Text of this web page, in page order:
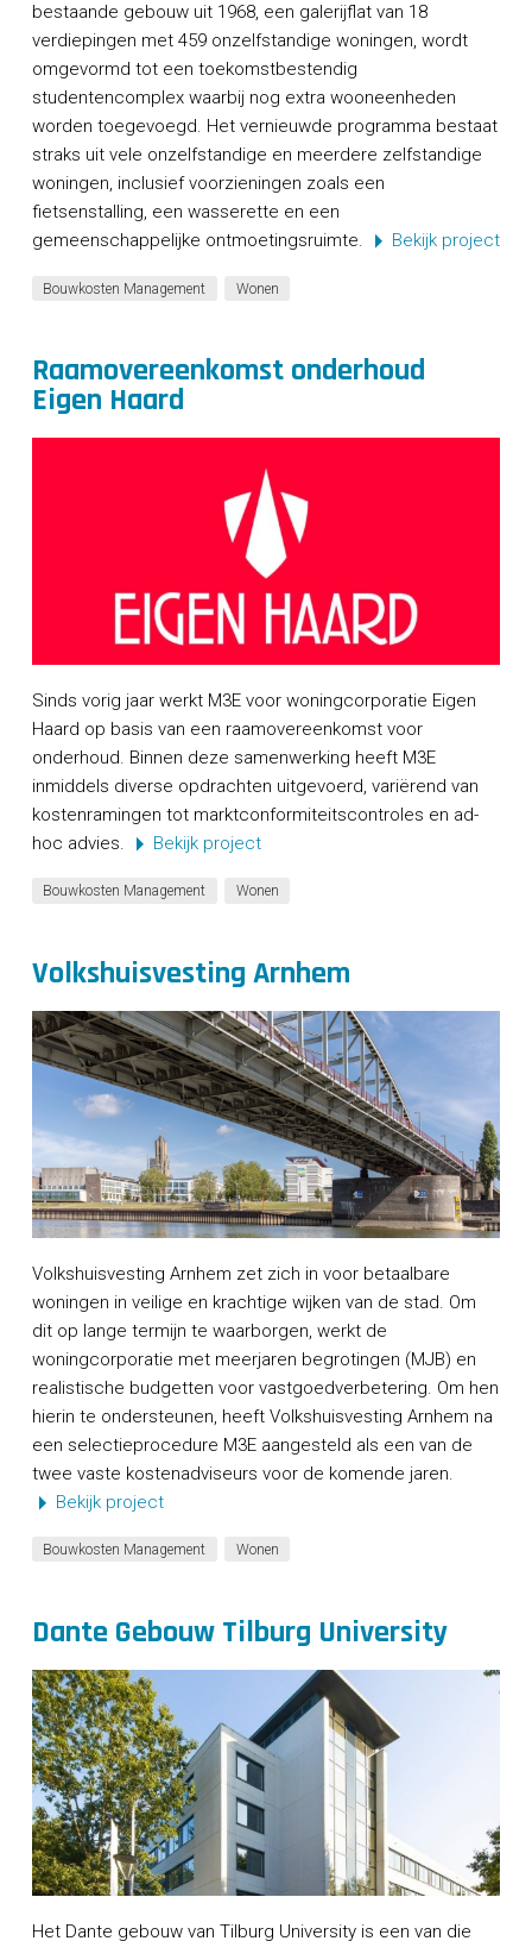
bestaande gebouw uit 1968, een galerijflat van 18
verdiepingen met 459 onzelfstandige woningen, wordt
omgevormd tot een toekomstbestendig
studentencomplex waarbij nog extra wooneenheden
worden toegevoegd. Het vernieuwde programma bestaat
straks uit vele onzelfstandige en meerdere zelfstandige
woningen, inclusief voorzieningen zoals een
fietsenstalling, een wasserette en een
gemeenschappelijke ontmoetingsruimte.
Bekijk project
Bouwkosten Management Wonen
Raamovereenkomst onderhoud
Eigen Haard
Sinds vorig jaar werkt M3E voor woningcorporatie Eigen
Haard op basis van een raamovereenkomst voor
onderhoud. Binnen deze samenwerking heeft M3E
inmiddels diverse opdrachten uitgevoerd, variërend van
kostenramingen tot marktconformiteitscontroles en ad-
hoc advies.
Bekijk project
Bouwkosten Management Wonen
Volkshuisvesting Arnhem
Volkshuisvesting Arnhem zet zich in voor betaalbare
woningen in veilige en krachtige wijken van de stad. Om
dit op lange termijn te waarborgen, werkt de
woningcorporatie met meerjaren begrotingen (MJB) en
realistische budgetten voor vastgoedverbetering. Om hen
hierin te ondersteunen, heeft Volkshuisvesting Arnhem na
een selectieprocedure M3E aangesteld als een van de
twee vaste kostenadviseurs voor de komende jaren.
Bekijk project
Bouwkosten Management Wonen
Dante Gebouw Tilburg University
Het Dante gebouw van Tilburg University is een van die